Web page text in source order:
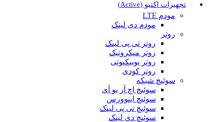
تجهیزات اکتیو (Active)
مودم LTE
مودم دی لینک
روتر
روتر تی پی لینک
روتر میکروتیک
روتر یوبیکیوتی
روتر کودی
سوئیچ شبکه
سوئیچ اچ آر یو آی
سوئیچ اینوورس
سوئیچ تی پی لینک
سوئیچ دی لینک